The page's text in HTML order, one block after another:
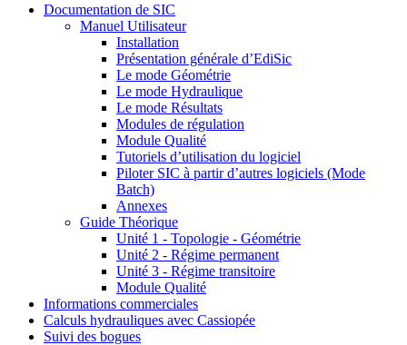
Documentation de SIC
Manuel Utilisateur
Installation
Présentation générale d’EdiSic
Le mode Géométrie
Le mode Hydraulique
Le mode Résultats
Modules de régulation
Module Qualité
Tutoriels d’utilisation du logiciel
Piloter SIC à partir d’autres logiciels (Mode
Batch)
Annexes
Guide Théorique
Unité 1 - Topologie - Géométrie
Unité 2 - Régime permanent
Unité 3 - Régime transitoire
Module Qualité
Informations commerciales
Calculs hydrauliques avec Cassiopée
Suivi des bogues